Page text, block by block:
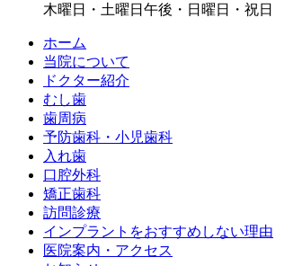
木曜日・土曜日午後・日曜日・祝日
ホーム
当院について
ドクター紹介
むし歯
歯周病
予防歯科・小児歯科
入れ歯
口腔外科
矯正歯科
訪問診療
インプラントをおすすめしない理由
医院案内・アクセス